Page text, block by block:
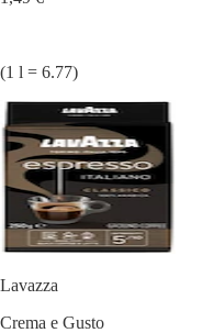
(1 l = 6.77)
Lavazza
Crema e Gusto